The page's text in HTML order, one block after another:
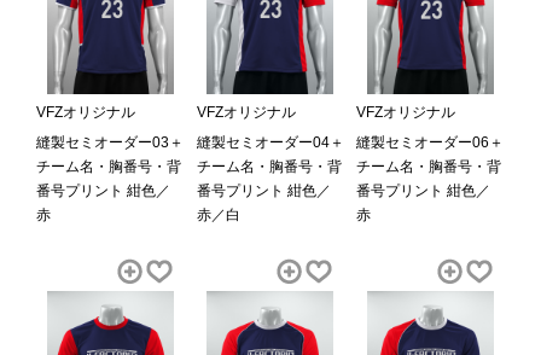
VFZオリジナル
縫製セミオーダー03＋
チーム名・胸番号・背
番号プリント 紺色／
赤
VFZオリジナル
縫製セミオーダー04＋
チーム名・胸番号・背
番号プリント 紺色／
赤／白
VFZオリジナル
縫製セミオーダー06＋
チーム名・胸番号・背
番号プリント 紺色／
赤